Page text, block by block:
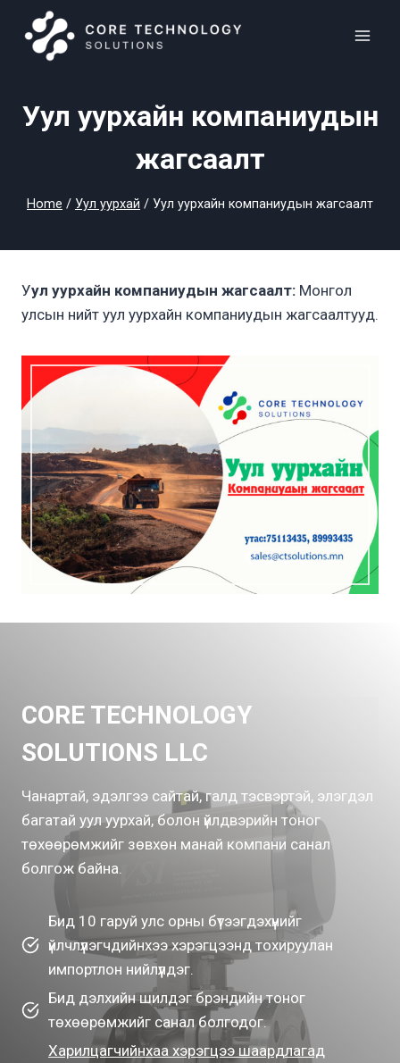
content
Уул уурхайн компаниудын
жагсаалт
Home / Уул уурхай / Уул уурхайн компаниудын жагсаалт
Уул уурхайн компаниудын жагсаалт: Монгол
улсын нийт уул уурхайн компаниудын жагсаалтууд.
CORE TECHNOLOGY
SOLUTIONS LLC
Чанартай, эдэлгээ сайтай, галд тэсвэртэй, элэгдэл
багатай уул уурхай, болон үйлдвэрийн тоног
төхөөрөмжийг зөвхөн манай компани санал
болгож байна.
Бид 10 гаруй улс орны бүтээгдэхүүнийг
үйлчлүүлэгчдийнхээ хэрэгцээнд тохируулан
импортлон нийлүүлдэг.
Бид дэлхийн шилдэг брэндийн тоног
төхөөрөмжийг санал болгодог.
Харилцагчийнхаа хэрэгцээ шаардлагад